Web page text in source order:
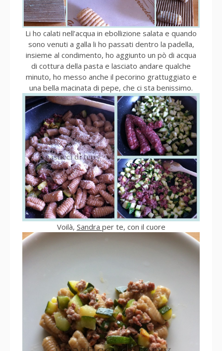
Li ho calati nell’acqua in ebollizione salata e quando
sono venuti a galla li ho passati dentro la padella,
insieme al condimento, ho aggiunto un pò di acqua
di cottura della pasta e lasciato andare qualche
minuto, ho messo anche il pecorino grattuggiato e
una bella macinata di pepe, che ci sta benissimo.
Voilà, Sandra per te, con il cuore